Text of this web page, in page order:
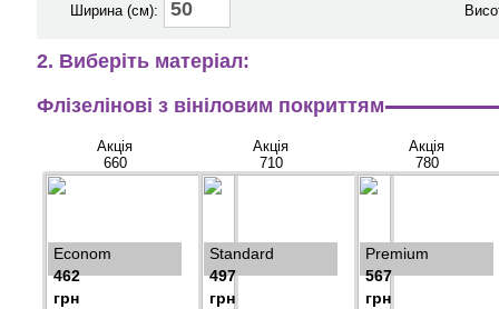
Ширина (см):
2. Виберіть матеріал:
Флізелінові з вініловим покриттям
Акція
660
Econom
462
грн
Акція
710
Standard
497
грн
Акція
780
Premium
567
грн